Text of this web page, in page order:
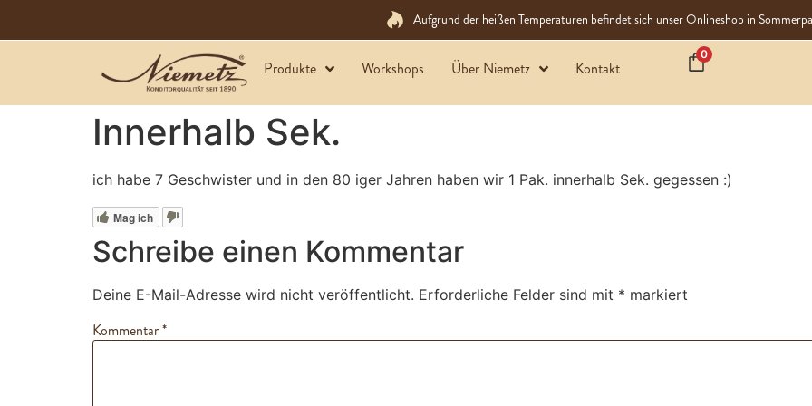
Aufgrund der heißen Temperaturen befindet sich unser Onlineshop in
Produkte Workshops Über Niemetz Kontakt
0
Innerhalb Sek.
ich habe 7 Geschwister und in den 80 iger Jahren haben wir 1 Pak. innerhalb Sek. gegessen :)
Mag ich
Schreibe einen Kommentar
Deine E-Mail-Adresse wird nicht veröffentlicht. Erforderliche Felder sind mit * markiert
Kommentar*